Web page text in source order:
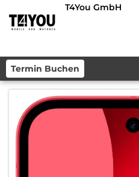
T4You GmbH
Termin Buchen